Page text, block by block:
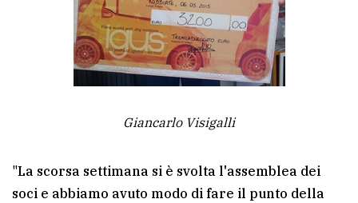
Giancarlo Visigalli
"La scorsa settimana si è svolta l'assemblea dei
soci e abbiamo avuto modo di fare il punto della